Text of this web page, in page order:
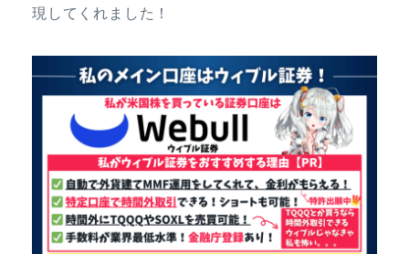
現してくれました！